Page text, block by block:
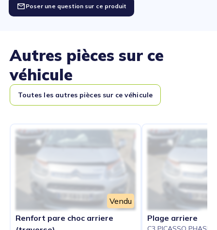
Poser une question sur ce produit
Autres pièces sur ce
véhicule
Toutes les autres pièces sur ce véhicule
Vendu
Renfort pare choc arriere
Plage arriere